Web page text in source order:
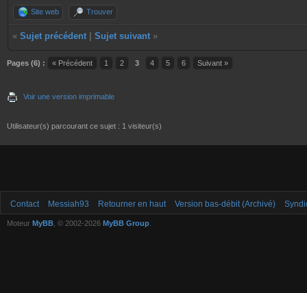
Site web Trouver
« Sujet précédent Sujet suivant »
Pages (6) : « Précédent 1 2 3 4 5 6 Suivant »
Voir une version imprimable
Utilisateur(s) parcourant ce sujet : 1 visiteur(s)
Contact Messiah93 Retourner en haut Version bas-débit (Archivé)
Moteur MyBB , © 2002-2026 MyBB Group